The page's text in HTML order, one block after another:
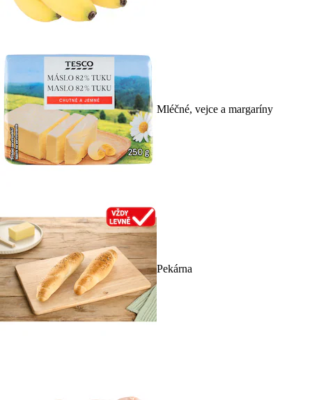
Mléčné, vejce a margaríny
Pekárna